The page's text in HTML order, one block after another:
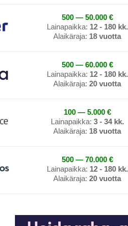
500 — 50.000 €
Lainapaikka: 12 - 180 kk.
Alaikäraja: 18 vuotta
500 — 60.000 €
Lainapaikka: 12 - 180 kk.
Alaikäraja: 20 vuotta
100 — 5.000 €
Lainapaikka: 3 - 34 kk.
Alaikäraja: 18 vuotta
500 — 70.000 €
Lainapaikka: 12 - 180 kk.
Alaikäraja: 20 vuotta